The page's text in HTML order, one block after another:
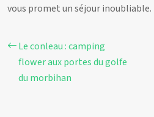
vous promet un séjour inoubliable.
Le conleau : camping
flower aux portes du golfe
du morbihan